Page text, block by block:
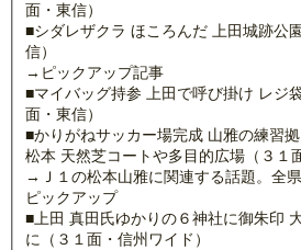
面・東信）
■シダレザクラ ほころんだ 上田城跡公
信）
→ピックアップ記事
■マイバッグ持参 上田で呼び掛け レジ
面・東信）
■かりがねサッカー場完成 山雅の練習
松本 天然芝コートや多目的広場（３１
→Ｊ１の松本山雅に関連する話題。全
ピックアップ
■上田 真田氏ゆかりの６神社に御朱印
に（３１面・信州ワイド）